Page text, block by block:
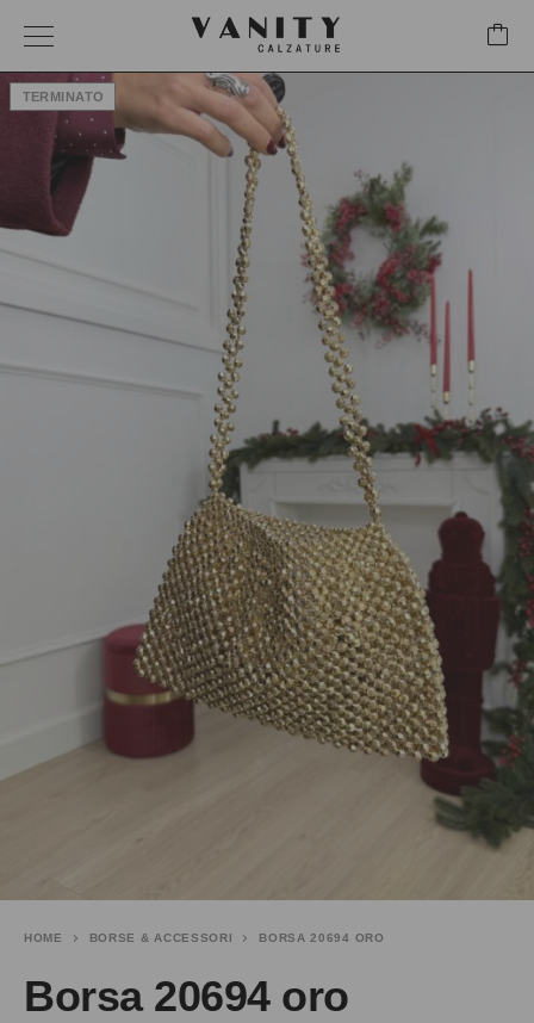
TERMINATO
HOME BORSE & ACCESSORI BORSA 20694 ORO
Borsa 20694 oro